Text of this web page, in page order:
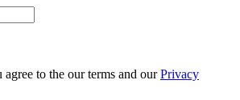
to the our terms and ourPrivacy